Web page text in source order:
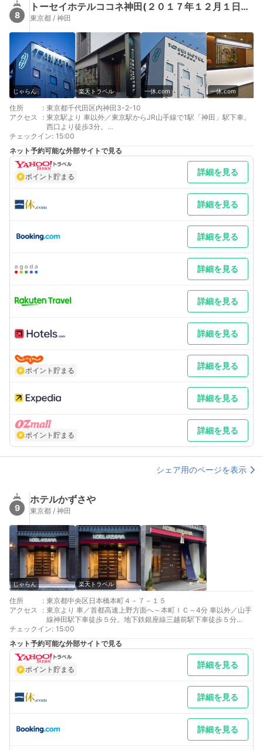
8
トーセイホテルココネ神田(２０１７年１２月１日オープン！）
東京都 / 神田
じゃらん 楽天トラベル 一休.com 一休.com
住所 : 東京都千代田区内神田3-2-10
アクセス
: 東京駅より 車以外／東京駅からJR山手線で1駅「神田」駅下車。
西口より徒歩3分。
羽田空港より 車以外／東京モノレールで浜松町駅へ、JR線に乗
り換え「神田」駅下車
最寄り駅１ 神田
最寄り駅２ 神田
チェックイン: 15:00
ネット予約可能な外部サイトで見る
ポイント貯まる 詳細を見る
詳細を見る
詳細を見る
詳細を見る
詳細を見る
詳細を見る
ポイント貯まる 詳細を見る
詳細を見る
ポイント貯まる 詳細を見る
シェア用のページを表示
9
ホテルかずさや
東京都 / 神田
じゃらん 楽天トラベル
住所 : 東京都中央区日本橋本町４－７－１５
アクセス
: 東京より 車／首都高速上野方面へ～本町ＩＣ～4分 車以外／山手
線神田駅下車徒歩５分。地下鉄銀座線三越前駅下車徒歩５分
最寄り駅１ 新日本橋
最寄り駅２ 神田
最寄り駅３ 三越前
補足 車／駐車場利用ご希望の場合は事前にご予約をお願い致しま
す。■駐車場利用料金：1台あたり1日2,500円（ご到着日15:00～
ご出発日12:00）■車両制限：高さ2.0m×全幅2.05m×全長
5.3m・車重2300kg以下 車以外／ＪＲ総武快速線新日本橋駅下車
チェックイン: 15:00
ネット予約可能な外部サイトで見る
ポイント貯まる 詳細を見る
詳細を見る
詳細を見る